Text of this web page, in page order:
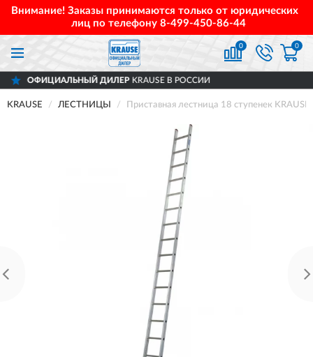
Внимание! Заказы принимаются только от юридических
лиц по телефону 8-499-450-86-44
0 0
ДИЛЕРKRAUSE В РОССИИ
KRAUSE ЛЕСТНИЦЫ Приставная лестница 18 ступенек